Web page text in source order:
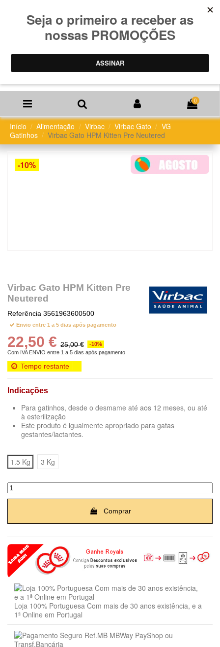
0
Início Alimentação Virbac Virbac Gato
VG
Gatinhos
Virbac Gato HPM Kitten Pre Neutered
-10%
Virbac Gato HPM Kitten Pre
Neutered
Referência 3561963600500
Envio entre 1 a 5 dias após pagamento
22,50 € 25,00 €
-10%
Com IVA ENVIO entre 1 a 5 dias após pagamento
Tempo restante
Indicações
Para gatinhos, desde o desmame até aos 12 meses, ou até
à esterilização
Este produto é igualmente apropriado para gatas
gestantes/lactantes.
1.5 Kg 3 Kg
Comprar
Loja 100% Portuguesa Com mais de 30 anos existência, e a
1ª Online em Portugal